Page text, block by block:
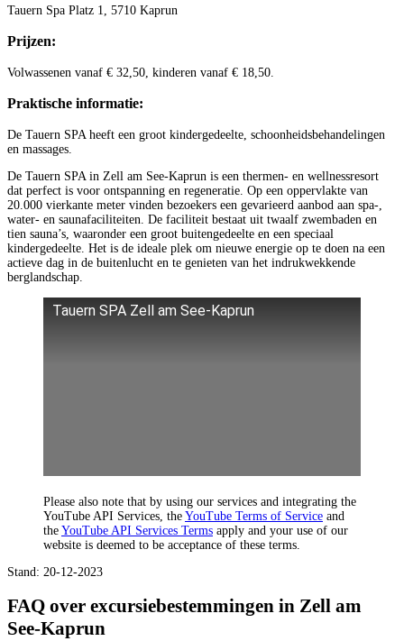
Tauern Spa Platz 1, 5710 Kaprun
Prijzen:
Volwassenen vanaf € 32,50, kinderen vanaf € 18,50.
Praktische informatie:
De Tauern SPA heeft een groot kindergedeelte, schoonheidsbehandelingen
en massages.
De Tauern SPA in Zell am See-Kaprun is een thermen- en wellnessresort
dat perfect is voor ontspanning en regeneratie. Op een oppervlakte van
20.000 vierkante meter vinden bezoekers een gevarieerd aanbod aan spa-,
water- en saunafaciliteiten. De faciliteit bestaat uit twaalf zwembaden en
tien sauna’s, waaronder een groot buitengedeelte en een speciaal
kindergedeelte. Het is de ideale plek om nieuwe energie op te doen na een
actieve dag in de buitenlucht en te genieten van het indrukwekkende
berglandschap.
Tauern SPA Zell am See-Kaprun
Please also note that by using our services and integrating the
YouTube API Services, the YouTube Terms of Service and
the YouTube API Services Terms apply and your use of our
website is deemed to be acceptance of these terms.
Stand: 20-12-2023
FAQ over excursiebestemmingen in Zell am
See-Kaprun